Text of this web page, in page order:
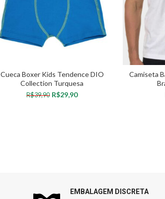
Cueca Boxer Kids Tendence DIO
Collection Turquesa
R$39,90 R$29,90
Camiseta
EMBALAGEM DISCRETA